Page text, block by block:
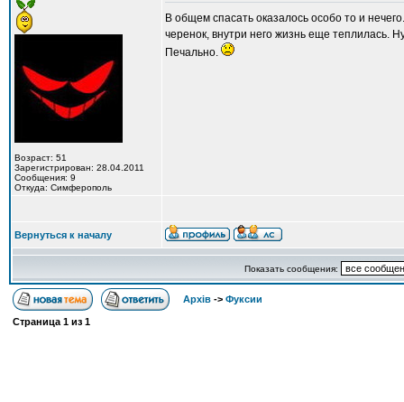
Возраст: 51
Зарегистрирован: 28.04.2011
Сообщения: 9
Откуда: Симферополь
В общем спасать оказалось особо то и
черенок, внутри него жизнь еще теплилась.
Печально.
Вернуться к началу
Показать сообщения:
Архів -> Фуксии
Страница 1 из 1